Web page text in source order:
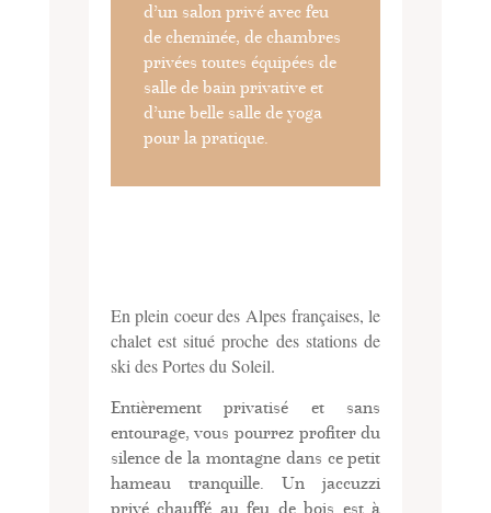
d’un salon privé avec feu
de cheminée, de chambres
privées toutes équipées de
salle de bain privative et
d’une belle salle de yoga
pour la pratique.
En plein coeur des Alpes françaises, le
chalet est situé proche des stations de
ski des Portes du Soleil.
Entièrement privatisé et sans
entourage, vous pourrez profiter du
silence de la montagne dans ce petit
hameau tranquille. Un jaccuzzi